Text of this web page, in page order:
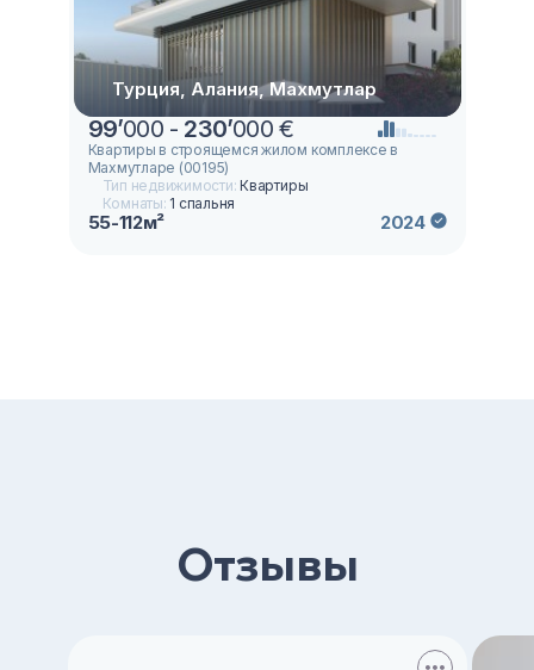
Турция, Алания, Махмутлар
99’000 - 230’000 €
Квартиры в строящемся жилом комплексе в
Махмутларе (00195)
Тип недвижимости:Квартиры
Комнаты: 1 спальня
55-112м² 2024
Отзывы